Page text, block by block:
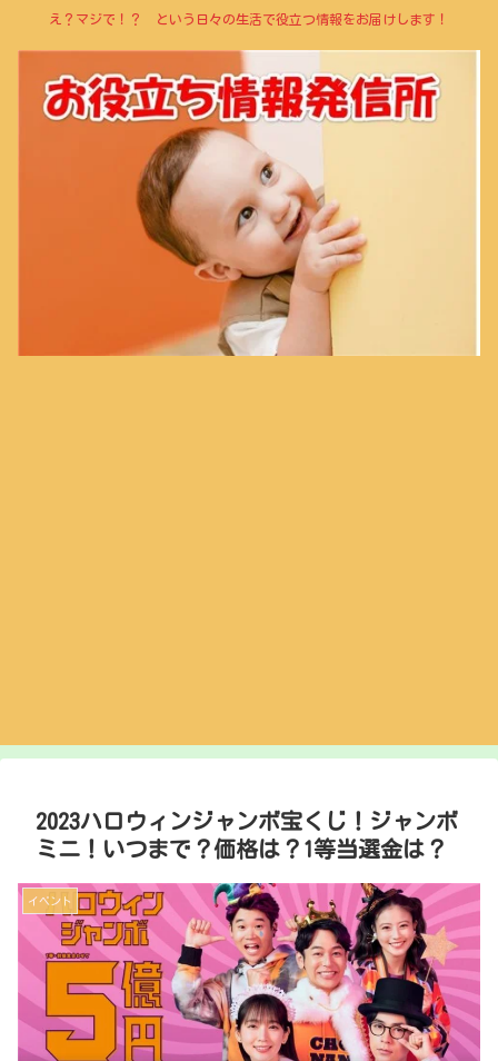
え？マジで！？ という日々の生活で役立つ情報をお届けします！
2023ハロウィンジャンボ宝くじ！ジャンボ
ミニ！いつまで？価格は？1等当選金は？
イベント